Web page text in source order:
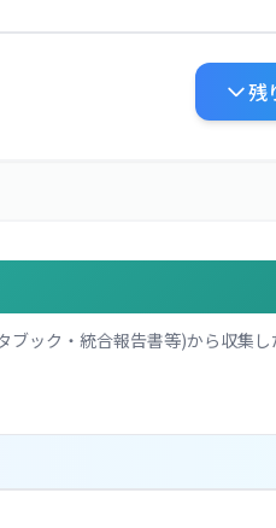
残
ック・統合報告書等)から収集